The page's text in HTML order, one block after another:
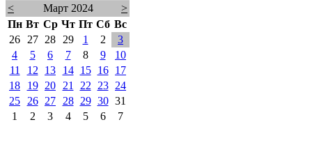
< Март 2024
>
Пн Вт Ср Чт Пт Сб Вс
26
27 28 29 1 2
3
4
5 6 7 8 9
10
11
12 13 14 15 16
17
18
19 20 21 22 23
24
25
26 27 28 29 30 31
1
2 3 4 5 6 7